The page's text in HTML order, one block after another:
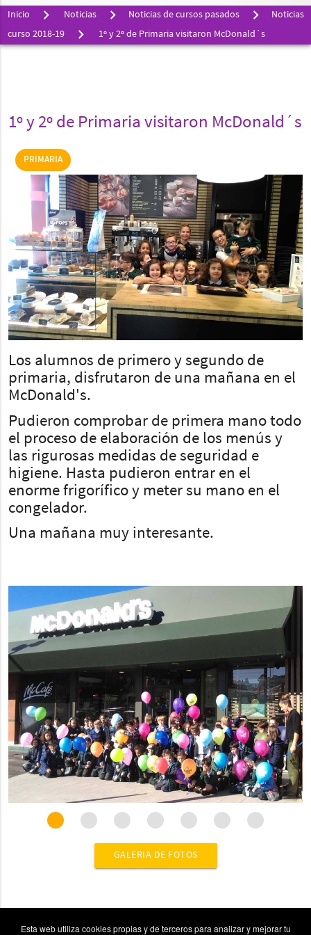
Inicio Noticias Noticias de cursos pasados
Noticias
curso 2018-19
1º y 2º de Primaria visitaron McDonald´s
1º y 2º de Primaria visitaron McDonald´s
PRIMARIA
Los alumnos de primero y segundo de
primaria, disfrutaron de una mañana en el
McDonald's.
Pudieron comprobar de primera mano todo
el proceso de elaboración de los menús y
las rigurosas medidas de seguridad e
higiene. Hasta pudieron entrar en el
enorme frigorífico y meter su mano en el
congelador.
Una mañana muy interesante.
GALERIA DE FOTOS
Esta web utiliza cookies propias y de terceros para analizar y mejorar tu